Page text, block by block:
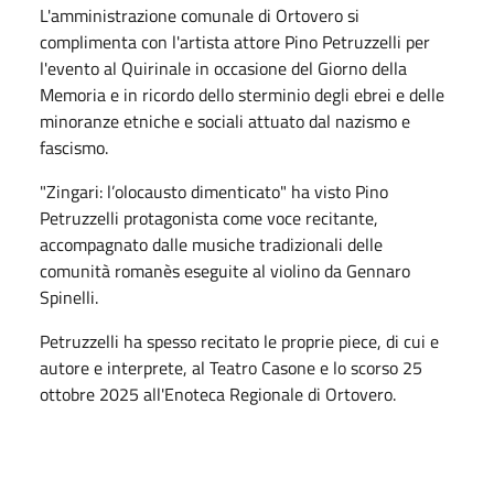
L'amministrazione comunale di Ortovero si
complimenta con l'artista attore Pino Petruzzelli per
l'evento al Quirinale in occasione del Giorno della
Memoria e in ricordo dello sterminio degli ebrei e delle
minoranze etniche e sociali attuato dal nazismo e
fascismo.
"Zingari: l’olocausto dimenticato" ha visto Pino
Petruzzelli protagonista come voce recitante,
accompagnato dalle musiche tradizionali delle
comunità romanès eseguite al violino da Gennaro
Spinelli.
Petruzzelli ha spesso recitato le proprie piece, di cui e
autore e interprete, al Teatro Casone e lo scorso 25
ottobre 2025 all'Enoteca Regionale di Ortovero.